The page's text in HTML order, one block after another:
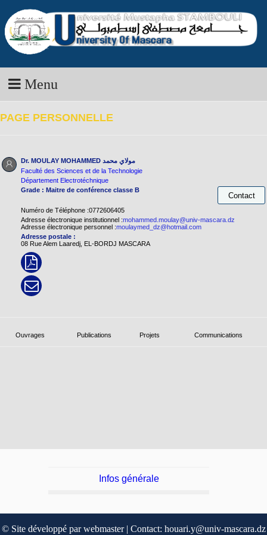
Menu
PAGE PERSONNELLE
Dr. MOULAY MOHAMMED مولاي محمد
Faculté des Sciences et de la Technologie
Département Electrotéchnique
Grade : Maitre de conférence classe B
Numéro de Téléphone :0772606405
Adresse électronique institutionnel :mohammed.moulay@univ-mascara.dz
Adresse électronique personnel :moulaymed_dz@hotmail.com
Adresse postale :
08 Rue Alem Laaredj, EL-BORDJ MASCARA
Ouvrages Publications Projets Communications
Infos générale
© Site développé par webmaster | Contact: houari.y@univ-mascara.dz